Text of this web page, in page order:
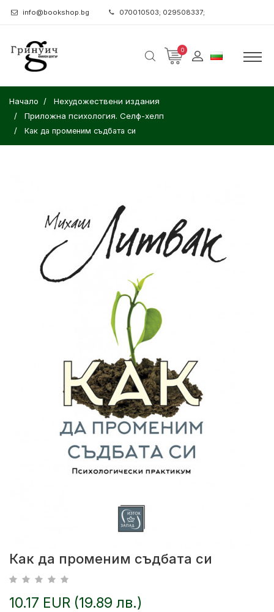
info@bookshop.bg 070010503; 029508337;
0
Начало
Нехудожествени издания
Приложна психология. Селф-хелп
Как да променим съдбата си
Как да променим съдбата си
10.17 EUR (19.89 лв.)